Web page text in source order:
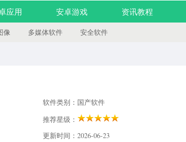
应用 安卓游戏 资讯教程
像 多媒体软件 安全软件
软件类别：国产软件
推荐星级：
更新时间：2026-06-23